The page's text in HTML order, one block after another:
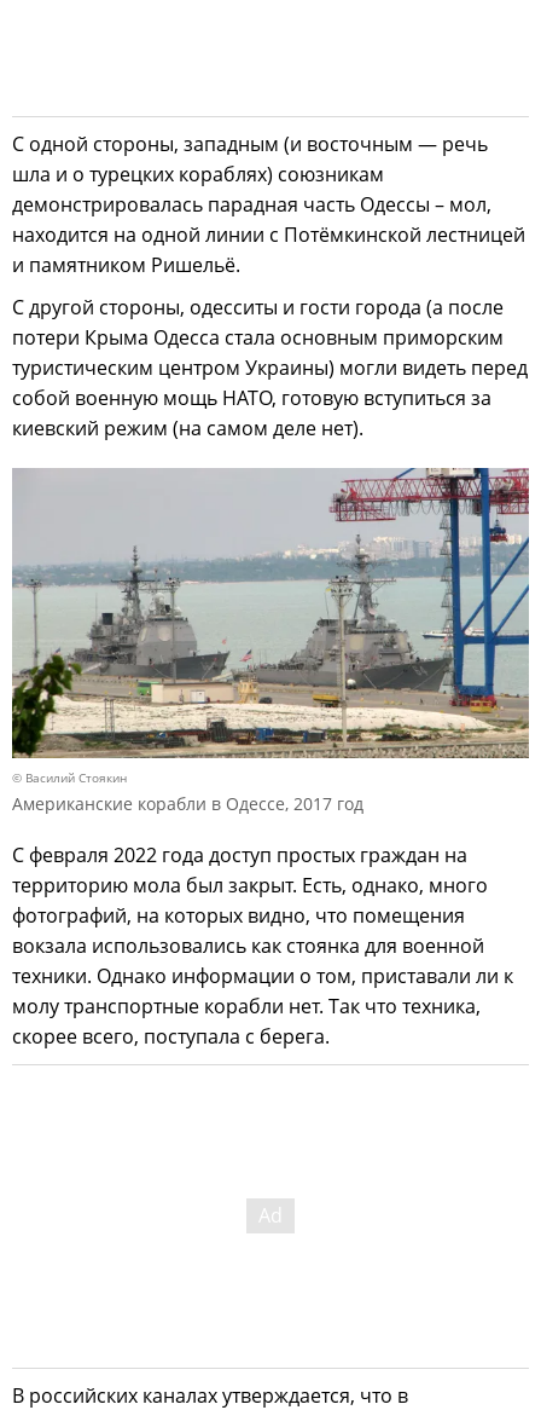
С одной стороны, западным (и восточным — речь
шла и о турецких кораблях) союзникам
демонстрировалась парадная часть Одессы – мол,
находится на одной линии с Потёмкинской лестницей
и памятником Ришельё.
С другой стороны, одесситы и гости города (а после
потери Крыма Одесса стала основным приморским
туристическим центром Украины) могли видеть перед
собой военную мощь НАТО, готовую вступиться за
киевский режим (на самом деле нет).
© Василий Стоякин
Американские корабли в Одессе, 2017 год
С февраля 2022 года доступ простых граждан на
территорию мола был закрыт. Есть, однако, много
фотографий, на которых видно, что помещения
вокзала использовались как стоянка для военной
техники. Однако информации о том, приставали ли к
молу транспортные корабли нет. Так что техника,
скорее всего, поступала с берега.
В российских каналах утверждается, что в